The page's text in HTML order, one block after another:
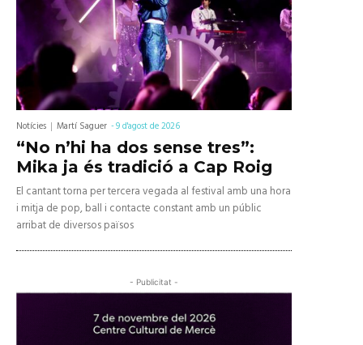
Notícies Martí Saguer -9 d'agost de 2026
“No n’hi ha dos sense tres”:
Mika ja és tradició a Cap Roig
El cantant torna per tercera vegada al festival amb una hora
i mitja de pop, ball i contacte constant amb un públic
arribat de diversos països
- Publicitat -